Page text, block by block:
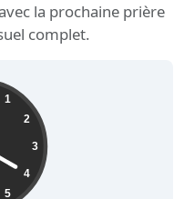
la prochaine prière
complet.
1
2
3
4
5